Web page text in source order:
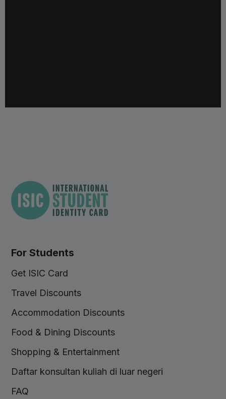
For Students
Get ISIC Card
Travel Discounts
Accommodation Discounts
Food & Dining Discounts
Shopping & Entertainment
Daftar konsultan kuliah di luar negeri
FAQ